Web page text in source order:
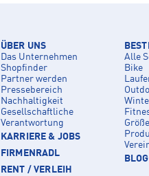
ÜBER UNS
Das Unternehmen
Shopfinder
Partner werden
Pressebereich
Nachhaltigkeit
Gesellschaftliche
Verantwortung
KARRIERE & JOBS
FIRMENRADL
RENT / VERLEIH
Alle
Bike
BLOG